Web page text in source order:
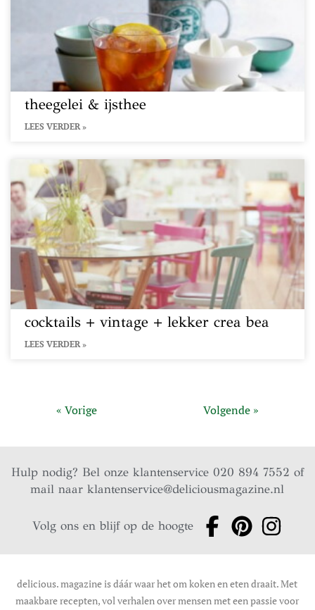
theegelei & ijsthee
LEES VERDER »
cocktails + vintage + lekker crea bea
LEES VERDER »
« Vorige Volgende »
Hulp nodig? Bel onze klantenservice 020 894 7552 of
mail naarklantenservice@deliciousmagazine.nl
Volg ons en blijf op de hoogte
delicious. magazine is dáár waar het om koken en eten draait. Met
maakbare recepten, vol verhalen over mensen met een passie voor